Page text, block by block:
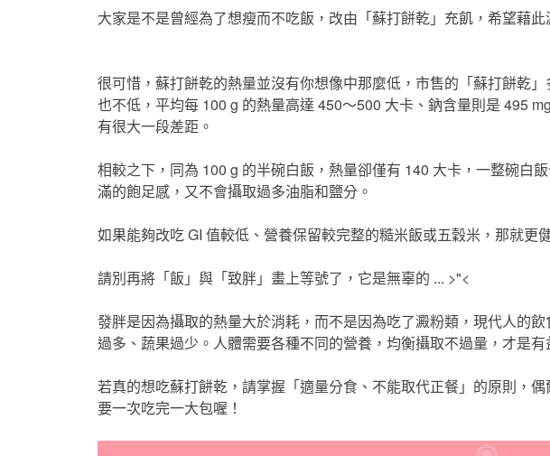
大家是不是曾經為了想瘦而不吃飯，改由「蘇打餅乾」充飢，希望藉此
很可惜，蘇打餅乾的熱量並沒有你想像中那麼低，市售的「蘇打餅乾
也不低，平均每 100 g 的熱量高達 450～500 大卡、鈉含量則是 495
有很大一段差距。
相較之下，同為 100 g 的半碗白飯，熱量卻僅有 140 大卡，一整碗白
滿的飽足感，又不會攝取過多油脂和鹽分。
如果能夠改吃 GI 值較低、營養保留較完整的糙米飯或五穀米，那就更
請別再將「飯」與「致胖」畫上等號了，它是無辜的 ... >"<
發胖是因為攝取的熱量大於消耗，而不是因為吃了澱粉類，現代人的
過多、蔬果過少。人體需要各種不同的營養，均衡攝取不過量，才是有
若真的想吃蘇打餅乾，請掌握「適量分食、不能取代正餐」的原則，
要一次吃完一大包喔！